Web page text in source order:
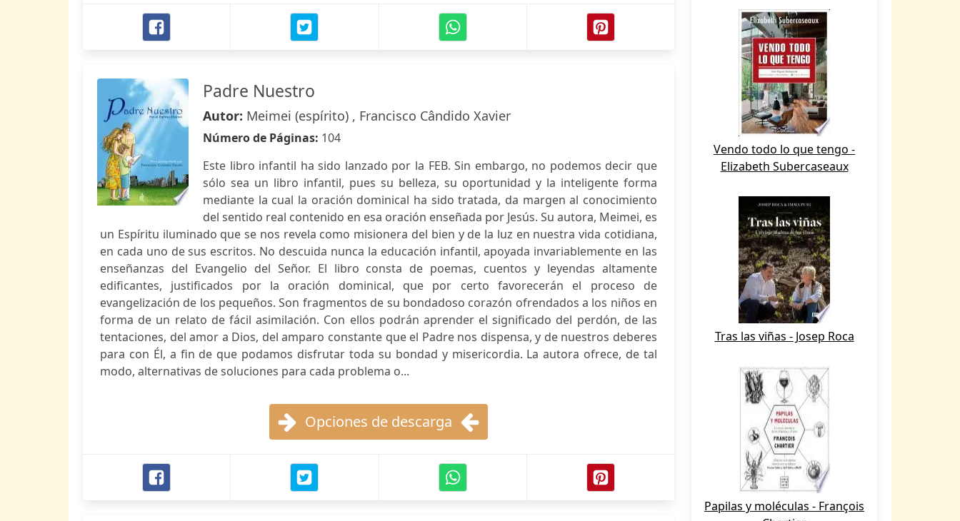
Padre Nuestro
Autor: Meimei (espírito) , Francisco Cândido Xavier
Número de Páginas: 104
Este libro infantil ha sido lanzado por la FEB. Sin embargo, no podemos decir que
sólo sea un libro infantil, pues su belleza, su oportunidad y la inteligente forma
mediante la cual la oración dominical ha sido tratada, da margen al conocimiento
del sentido real contenido en esa oración enseñada por Jesús. Su autora, Meimei, es
un Espíritu iluminado que se nos revela como misionera del bien y de la luz en nuestra vida cotidiana,
en cada uno de sus escritos. No descuida nunca la educación infantil, apoyada invariablemente en las
enseñanzas del Evangelio del Señor. El libro consta de poemas, cuentos y leyendas altamente
edificantes, justificados por la oración dominical, que por certo favorecerán el proceso de
evangelización de los pequeños. Son fragmentos de su bondadoso corazón ofrendados a los niños en
forma de un relato de fácil asimilación. Con ellos podrán aprender el significado del perdón, de las
tentaciones, del amor a Dios, del amparo constante que el Padre nos dispensa, y de nuestros deberes
para con Él, a fin de que podamos disfrutar toda su bondad y misericordia. La autora ofrece, de tal
modo, alternativas de soluciones para cada problema o...
Opciones de descarga
Vendo todo lo que tengo -
Elizabeth Subercaseaux
Tras las viñas - Josep Roca
Papilas y moléculas - François